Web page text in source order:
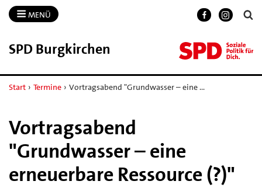
MENÜ
SPD Burgkirchen
Start › Termine › Vortragsabend "Grundwasser – eine …
Vortragsabend
"Grundwasser – eine
erneuerbare Ressource (?)"